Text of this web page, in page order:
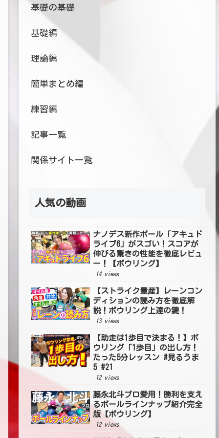
基礎の基礎
基礎編
理論編
簡単まとめ編
練習編
記事一覧
関係サイト一覧
人気の動画
ナノデス新作ボール「アキュド
ライブ6」がスゴい！スコアが
伸びる驚きの性能を徹底レビュ
ー！【ボウリング】
14 views
【ストライク量産】レーンコン
ディションの読み方を徹底解
説！ボウリング上達の鍵！
13 views
【助走は1歩目で決まる！】ボ
ウリング「1歩目」の出し方！
たった5分レッスン #見るうま
5 #21
12 views
藤永北斗プロ愛用！勝利を支え
るボールラインナップ紹介完全
版【ボウリング】
12 views